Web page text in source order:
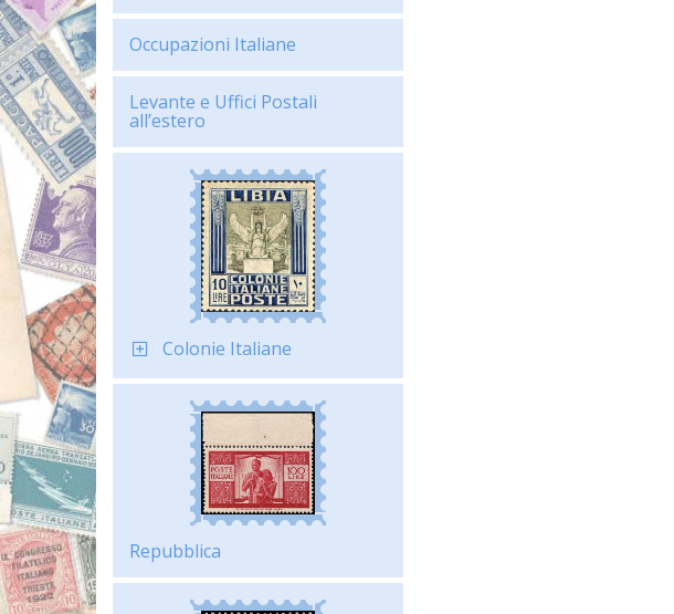
Occupazioni Italiane
Levante e Uffici Postali
all’estero
Colonie Italiane
Repubblica